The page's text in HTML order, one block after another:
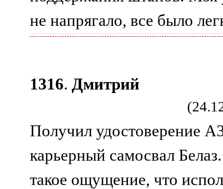
не напрягало, все было
1316. Дмитрий
Получил удостоверение
карьерный самосвал
такое ощущение, что